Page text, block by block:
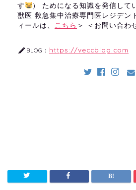
す
） ためになる知識を発信して
獣医 救急集中治療専門医レジデン
ィールは、 こちら ＞ ＜お問い合わ
BLOG： https://veccblog.com